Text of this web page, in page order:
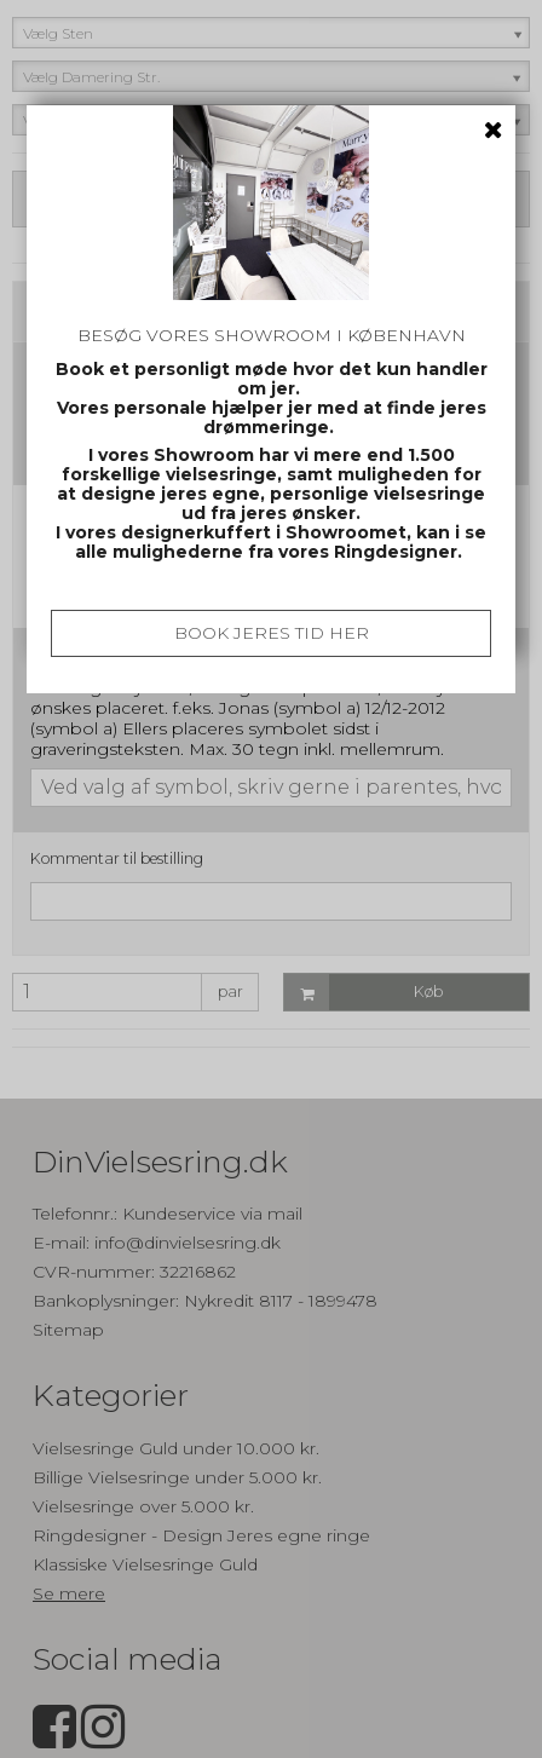
Vælg Sten
Vælg Damering Str.
Vælg Herrering Str.
Gravering damering
(Max 30 tegn inkl mellemrum og evt. symbol)
(Max 30 tegn inkl mellemrum og evt. symbol)
Skrifttype nr. samt evt. symbol
ønskes placeret. f.eks. Jonas (symbol a) 12/12-2012
(symbol a) Ellers placeres symbolet sidst i
graveringsteksten. Max. 30 tegn inkl. mellemrum.
Kommentar til bestilling
par Køb
DinVielsesring.dk
Telefonnr.: Kundeservice via mail
E-mail: info@dinvielsesring.dk
CVR-nummer: 32216862
Bankoplysninger: Nykredit 8117 - 1899478
Sitemap
Kategorier
Vielsesringe Guld under 10.000 kr.
Billige Vielsesringe under 5.000 kr.
Vielsesringe over 5.000 kr.
Ringdesigner - Design Jeres egne ringe
Klassiske Vielsesringe Guld
Se mere
Social media
BESØG VORES SHOWROOM I KØBENHAVN
Book et personligt møde hvor det kun handler
om jer.
Vores personale hjælper jer med at finde jeres
drømmeringe.
I vores Showroom har vi mere end 1.500
forskellige vielsesringe, samt muligheden for
at designe jeres egne, personlige vielsesringe
ud fra jeres ønsker.
I vores designerkuffert i Showroomet, kan i se
alle mulighederne fra vores Ringdesigner.
BOOK JERES TID HER